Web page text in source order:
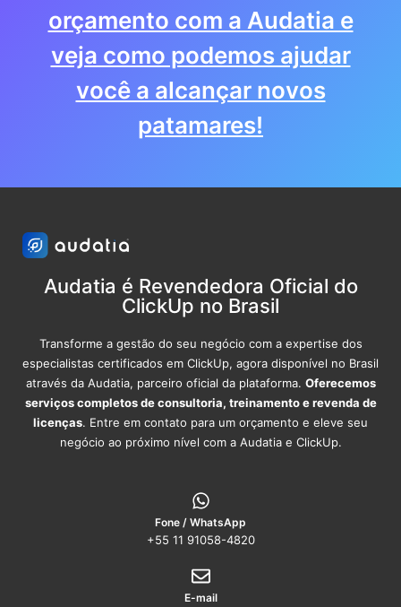
orçamento com a Audatia e
veja como podemos ajudar
você a alcançar novos
patamares!
Audatia é Revendedora Oficial do
ClickUp no Brasil
Transforme a gestão do seu negócio com a expertise dos
especialistas certificados em ClickUp, agora disponível no Brasil
através da Audatia, parceiro oficial da plataforma. Oferecemos
serviços completos de consultoria, treinamento e revenda de
licenças. Entre em contato para um orçamento e eleve seu
negócio ao próximo nível com a Audatia e ClickUp.
Fone / WhatsApp
+55 11 91058-4820
E-mail